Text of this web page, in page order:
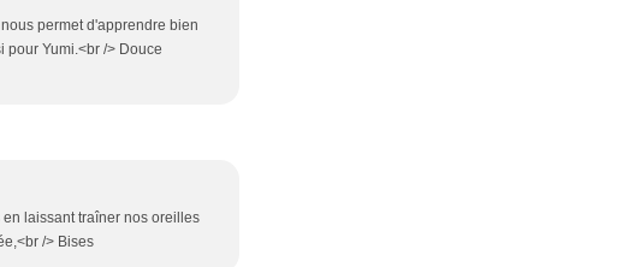
permet d'apprendre bien
pour Yumi.<br /> Douce
laissant traîner nos oreilles
/> Bises